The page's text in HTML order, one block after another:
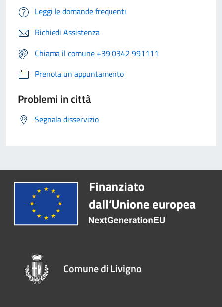
Leggi le domande frequenti
Richiedi Assistenza
Chiama il comune +39 0342 991111
Prenota un appuntamento
Problemi in città
Segnala disservizio
Comune di Livigno